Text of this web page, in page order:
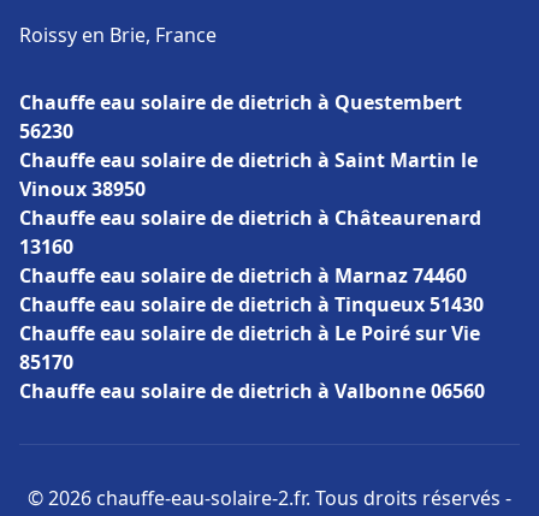
Roissy en Brie, France
Chauffe eau solaire de dietrich à Questembert
56230
Chauffe eau solaire de dietrich à Saint Martin le
Vinoux 38950
Chauffe eau solaire de dietrich à Châteaurenard
13160
Chauffe eau solaire de dietrich à Marnaz 74460
Chauffe eau solaire de dietrich à Tinqueux 51430
Chauffe eau solaire de dietrich à Le Poiré sur Vie
85170
Chauffe eau solaire de dietrich à Valbonne 06560
© 2026 chauffe-eau-solaire-2.fr. Tous droits réservés -